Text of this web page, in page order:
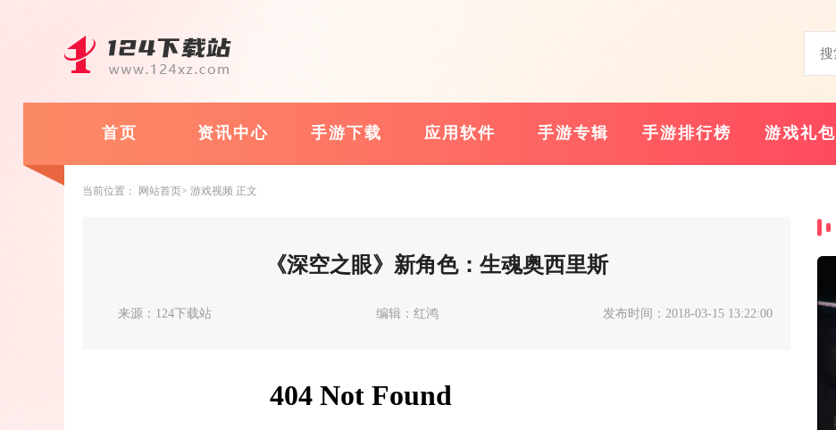
首页 资讯中心 手游下载 应用软件 手游专辑 手游排行榜 游戏礼包
当前位置： 网站首页 游戏视频 正文
《深空之眼》新角色：生魂奥西里斯
来源：124下载站 编辑：红鸿 发布时间：2018-03-15 13:22:00